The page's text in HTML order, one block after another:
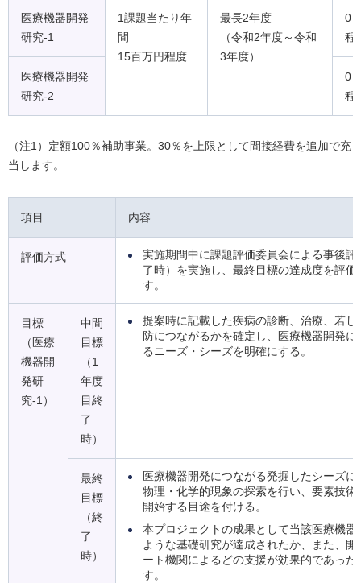
医療機器開発
研究-1
1課題当たり年
間
15百万円程度
最長2年度
（令和2年度～令和
3年度）
0
程
医療機器開発
研究-2
0
程
（注1）定額100％補助事業。30％を上限として間接経費を追加で充
当します。
項目 内容
評価方式
実施期間中に課題評価委員会による事後評
了時）を実施し、最終目標の達成度を評価
す。
目標
（医療
機器開
発研
究-1）
中間
目標
（1
年度
目終
了
時）
提案時に記載した疾病の診断、治療、若し
防につながるかを確定し、医療機器開発に
るニーズ・シーズを明確にする。
最終
目標
（終
了
時）
医療機器開発につながる発掘したシーズに
物理・化学的現象の探索を行い、要素技術
開始する目途を付ける。
本プロジェクトの成果として当該医療機器
ような基礎研究が達成されたか、また、開
ート機関によるどの支援が効果的であった
す。